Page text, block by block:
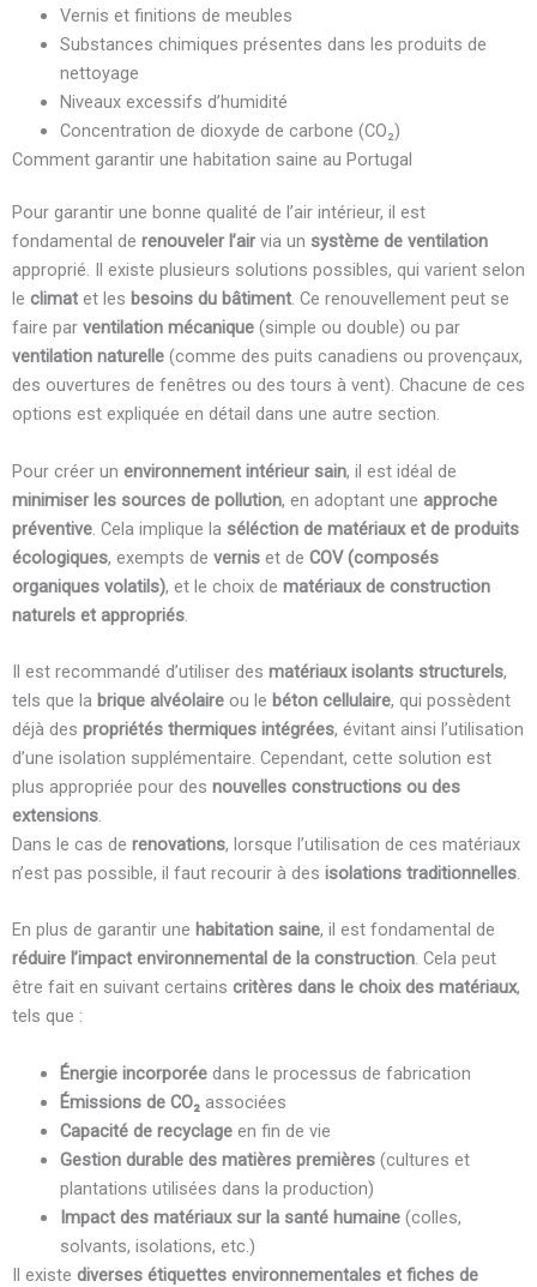
Vernis et finitions de meubles
Substances chimiques présentes dans les produits de
nettoyage
Niveaux excessifs d’humidité
Concentration de dioxyde de carbone (CO₂)
Comment garantir une habitation saine au Portugal
Pour garantir une bonne qualité de l’air intérieur, il est
fondamental de renouveler l’air via un système de ventilation
approprié. Il existe plusieurs solutions possibles, qui varient selon
le climat et les besoins du bâtiment. Ce renouvellement peut se
faire par ventilation mécanique (simple ou double) ou par
ventilation naturelle (comme des puits canadiens ou provençaux,
des ouvertures de fenêtres ou des tours à vent). Chacune de ces
options est expliquée en détail dans une autre section.
Pour créer un environnement intérieur sain, il est idéal de
minimiser les sources de pollution, en adoptant une approche
préventive. Cela implique la séléction de matériaux et de produits
écologiques, exempts de vernis et de COV (composés
organiques volatils), et le choix de matériaux de construction
naturels et appropriés.
Il est recommandé d’utiliser des matériaux isolants structurels,
tels que la brique alvéolaire ou le béton cellulaire, qui possèdent
déjà des propriétés thermiques intégrées, évitant ainsi l’utilisation
d’une isolation supplémentaire. Cependant, cette solution est
plus appropriée pour des nouvelles constructions ou des
extensions.
Dans le cas de renovations, lorsque l’utilisation de ces matériaux
n’est pas possible, il faut recourir à des isolations traditionnelles.
En plus de garantir une habitation saine, il est fondamental de
réduire l’impact environnemental de la construction. Cela peut
être fait en suivant certains critères dans le choix des matériaux,
tels que :
Énergie incorporée dans le processus de fabrication
Émissions de CO₂ associées
Capacité de recyclage en fin de vie
Gestion durable des matières premières (cultures et
plantations utilisées dans la production)
Impact des matériaux sur la santé humaine (colles,
solvants, isolations, etc.)
Il existe diverses étiquettes environnementales et fiches de